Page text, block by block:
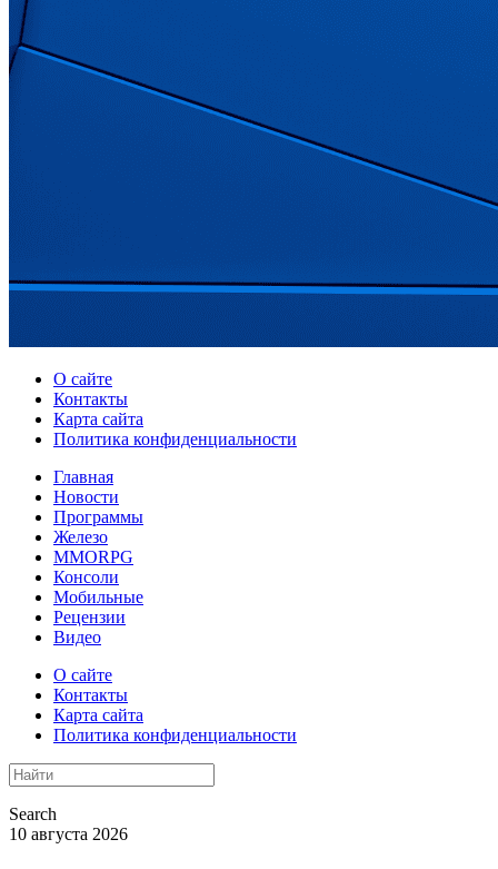
О сайте
Контакты
Карта сайта
Политика конфиденциальности
Главная
Новости
Программы
Железо
MMORPG
Консоли
Мобильные
Рецензии
Видео
О сайте
Контакты
Карта сайта
Политика конфиденциальности
Search
10 августа 2026